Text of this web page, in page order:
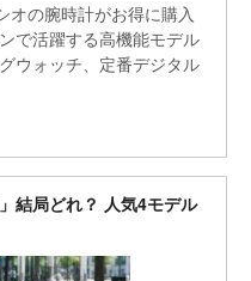
オの腕時計がお得に購入
で活躍する高機能モデル
ウォッチ、定番デジタル
結局どれ？ 人気4モデル